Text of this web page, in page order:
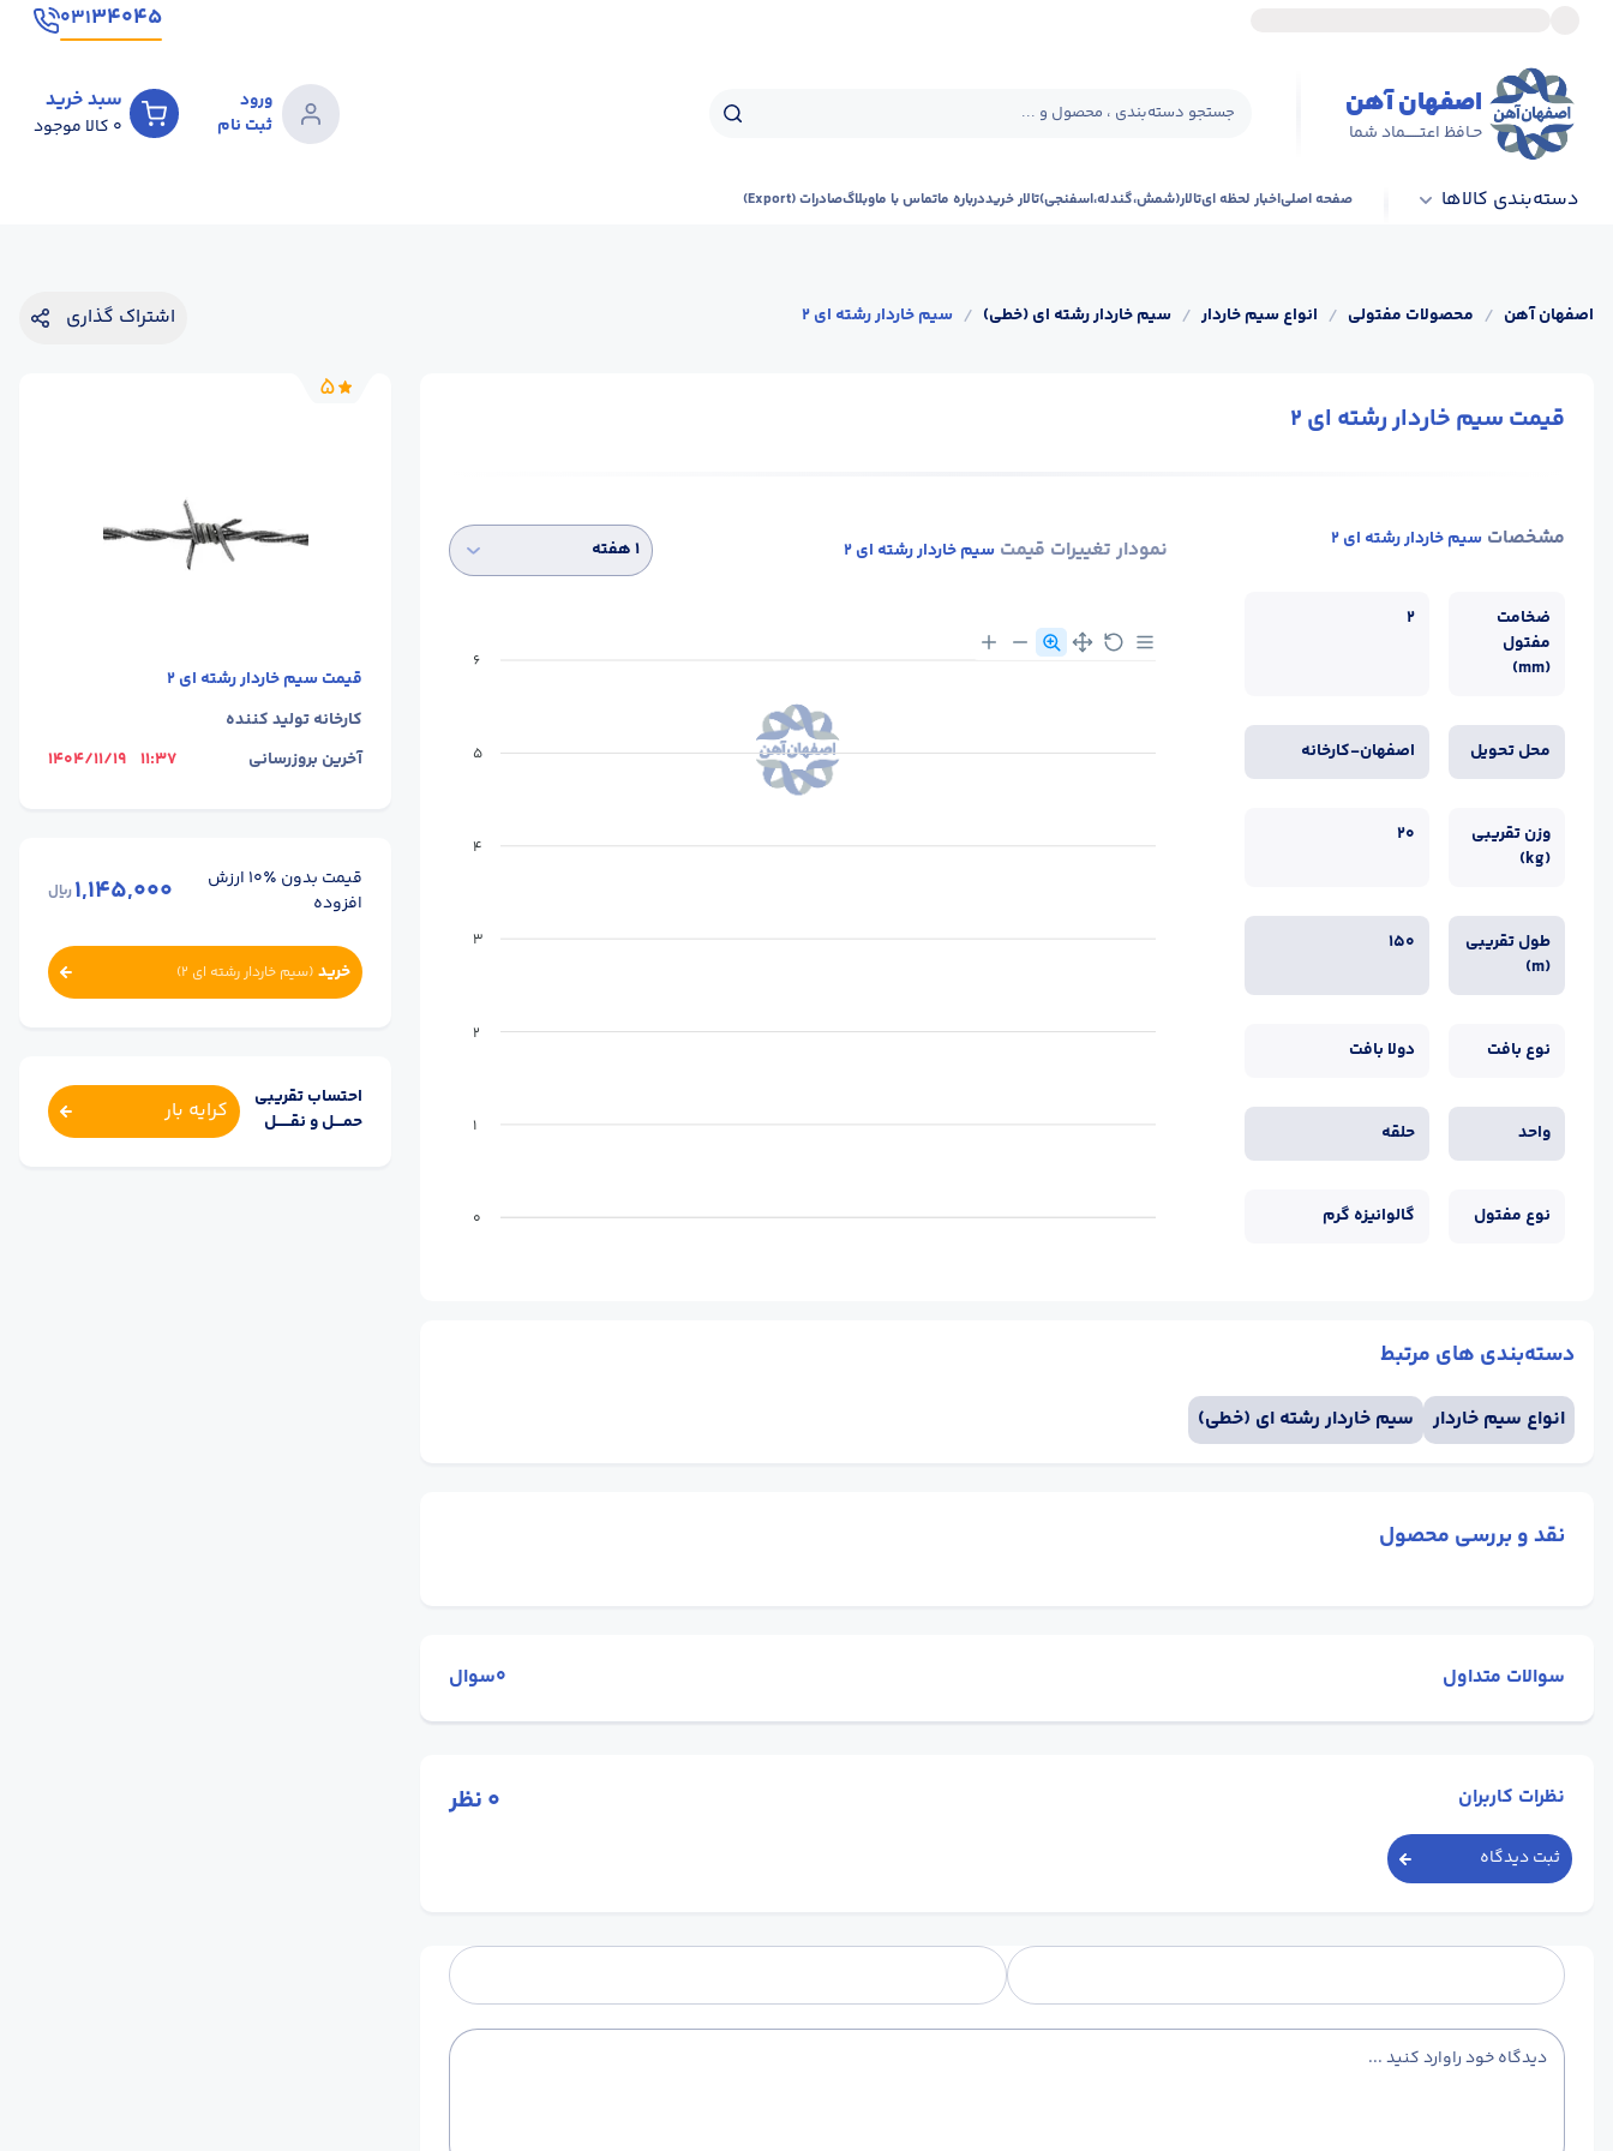
۳۴۰۴۵۰۳۱
اصفهان آهن
حـافظ اعتــــــماد شما
جستجو دسته‌بندی ، محصول و ...
ورود
ثبت نام
سبد خرید
0 کالا موجود
دسته‌بندی کالاها صفحه اصلیاخبار لحظه ایتالار(شمش،گندله،اسفنجی)تالار خریددرباره ماتماس با ماوبلاگصادرات (Export)
اصفهان آهن / محصولات مفتولی / انواع سیم خاردار / سیم خاردار رشته ای (خطی) / سیم خاردار رشته ای 2 اشتراک گذاری
قیمت سیم خاردار رشته ای 2
مشخصات سیم خاردار رشته ای 2
ضخامت
مفتول
(mm)
2
محل تحویل اصفهان-کارخانه
وزن تقریبی
(kg)
20
طول تقریبی
(m)
150
نوع بافت دولا بافت
واحد حلقه
نوع مفتول گالوانیزه گرم
نمودار تغییرات قیمت سیم خاردار رشته ای 2 ۱ هفته
6
5
4
3
2
1
0
دسته‌بندی های مرتبط
انواع سیم خاردار سیم خاردار رشته ای (خطی)
نقد و بررسی محصول
سوالات متداول 0سوال
نظرات کاربران 0نظر
ثبت دیدگاه
5
قیمت سیم خاردار رشته ای 2
کارخانه تولید کننده
آخرین بروزرسانی
11:37
1404/11/19
قیمت بدون ٪۱۰ ارزش
افزوده
1,145,000ریال
خرید (سیم خاردار رشته ای 2 )
احتساب تقریبی
حمــــل و نقــــــل
کرایه بار